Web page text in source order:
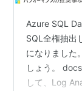
Azure SQL
SQL全権抽出
になりました
しょう。
して、Log